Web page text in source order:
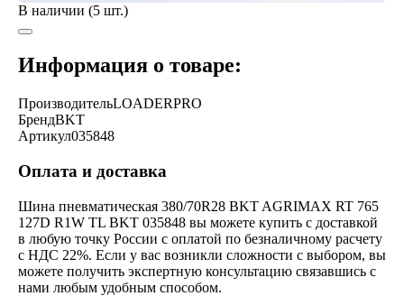
В наличии (5 шт.)
Информация о товаре:
ПроизводительLOADERPRO
БрендBKT
Артикул035848
Оплата и доставка
Шина пневматическая 380/70R28 BKT AGRIMAX RT 765
127D R1W TL BKT 035848 вы можете купить с доставкой
в любую точку России с оплатой по безналичному расчету
с НДС 22%. Если у вас возникли сложности с выбором, вы
можете получить экспертную консультацию связавшись с
нами любым удобным способом.